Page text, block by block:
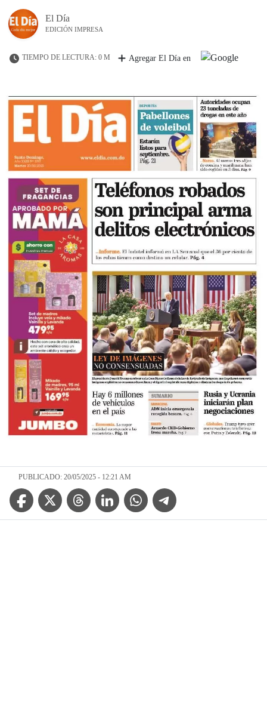
El Día
EDICIÓN IMPRESA
TIEMPO DE LECTURA: 0 M Agregar El Día en
PUBLICADO: 20/05/2025 - 12:21 AM
Facebook IconTwitter IconThreads IconLinkedin IconWhatsApp IconTelegram Icon